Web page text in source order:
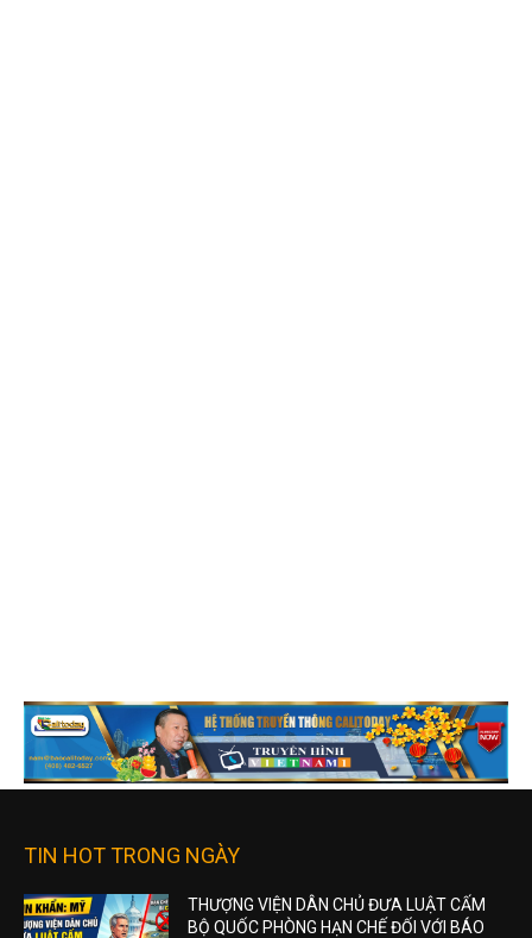
TIN HOT TRONG NGÀY
THƯỢNG VIỆN DÂN CHỦ ĐƯA LUẬT CẤM
BỘ QUỐC PHÒNG HẠN CHẾ ĐỐI VỚI BÁO